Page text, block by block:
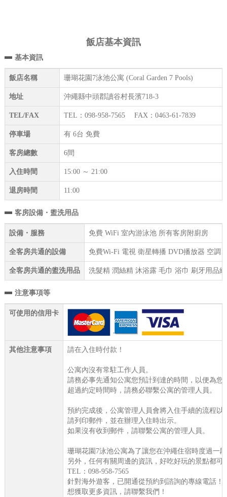
飯店基本資訊
基本資訊
飯店名稱 珊瑚花園7泳池公寓 (Coral Garden 7 Pools)
地址 沖繩縣中頭郡讀谷村長濱718-3
TEL/FAX TEL：098-958-7565 FAX：0463-61-7839
停車場 有 6台 免費
客房總數 6間
入住時間 15:00 ～ 21:00
退房時間 11:00
客房設備・盥洗用品
設備・服務 免費 WiFi 室內游泳池 所有客房附廚房
全客房共通的設備 免費Wi-Fi 電視 衛星轉播 DVD播放器 空調
全客房共通的盥洗用品 洗髮精 潤絲精 沐浴露 毛巾 浴巾 刷牙用品
注意事項等
可使用的信用卡
其他注意事項 請在入住時付款！
公寓內沒有常駐工作人員。
請務必事先通知公寓您預計到達的時間，以便為您
超過約定時間時，請務必聯繫公寓的管理人員。
預約完成後，公寓管理人員會將入住手續的流程以
請列印郵件，並在辦理入住時出示。
如果沒有收到郵件，請聯繫公寓的管理人員。
珊瑚花園7泳池公寓為了讓您在沖繩住宿時度過一
另外，任何有關周邊的資訊，好吃好玩的景點都可
TEL：098-958-7565
針對海外遊客，已開通從預約到諮詢的專線電話！
想獲取更多資訊，請聯繫我們！